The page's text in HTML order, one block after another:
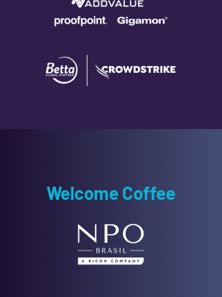
Welcome Coffee